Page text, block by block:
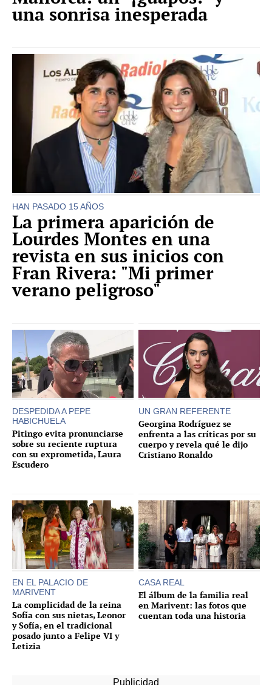
una sonrisa inesperada
HAN PASADO 15 AÑOS
La primera aparición de
Lourdes Montes en una
revista en sus inicios con
Fran Rivera: "Mi primer
verano peligroso"
DESPEDIDA A PEPE
HABICHUELA
Pitingo evita pronunciarse
sobre su reciente ruptura
con su exprometida, Laura
Escudero
UN GRAN REFERENTE
Georgina Rodríguez se
enfrenta a las críticas por su
cuerpo y revela qué le dijo
Cristiano Ronaldo
EN EL PALACIO DE
MARIVENT
La complicidad de la reina
Sofía con sus nietas, Leonor
y Sofía, en el tradicional
posado junto a Felipe VI y
Letizia
CASA REAL
El álbum de la familia real
en Marivent: las fotos que
cuentan toda una historia